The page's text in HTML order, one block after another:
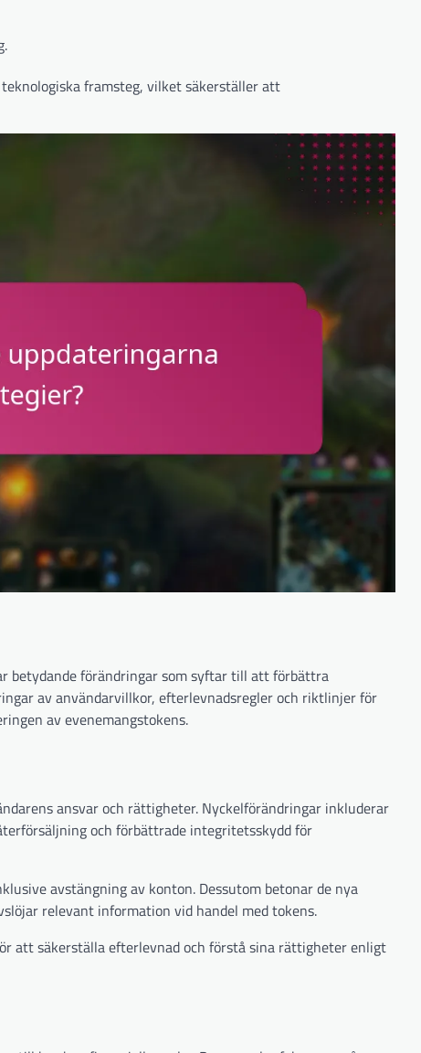
framsteg, vilket säkerställer att
betydande förändringar som syftar till att förbättra
av användarvillkor, efterlevnadsregler och riktlinjer för
av evenemangstokens.
ansvar och rättigheter. Nyckelförändringar inkluderar
och förbättrade integritetsskydd för
avstängning av konton. Dessutom betonar de nya
relevant information vid handel med tokens.
att säkerställa efterlevnad och förstå sina rättigheter enligt